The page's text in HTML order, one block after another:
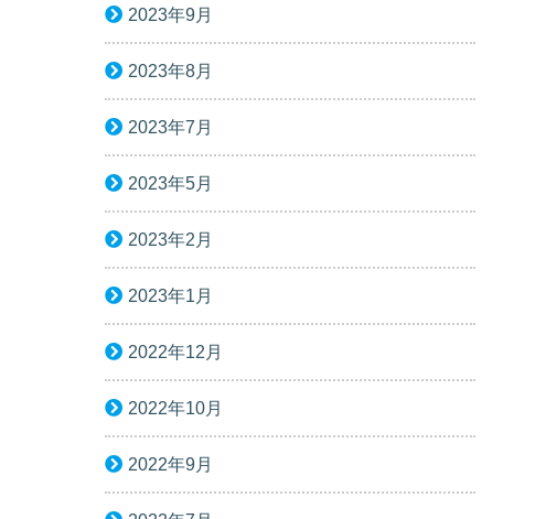
2023年9月
2023年8月
2023年7月
2023年5月
2023年2月
2023年1月
2022年12月
2022年10月
2022年9月